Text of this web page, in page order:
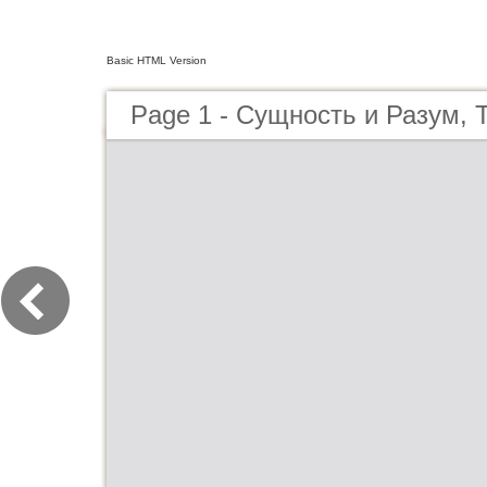
Basic HTML Version
Page 1 - Сущность и Разум,